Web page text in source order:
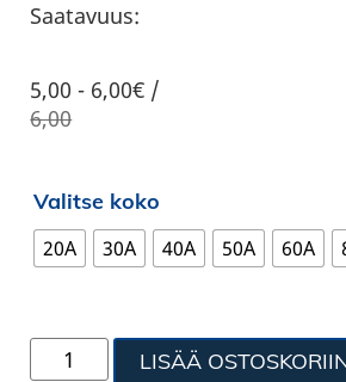
Saatavuus:
5,00 - 6,00€ /
6,00
Valitse koko
20A 30A 40A 50A 60A
LISÄÄ